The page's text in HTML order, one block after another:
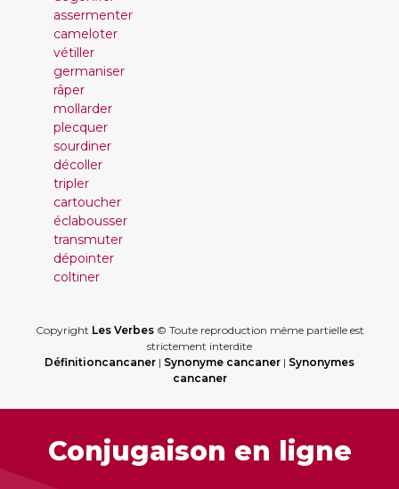
assermenter
cameloter
vétiller
germaniser
râper
mollarder
plecquer
sourdiner
décoller
tripler
cartoucher
éclabousser
transmuter
dépointer
coltiner
Copyright Les Verbes© Toute reproduction même partielle est
strictement interdite
Définitioncancaner | Synonyme cancaner | Synonymes
cancaner
Conjugaison en ligne